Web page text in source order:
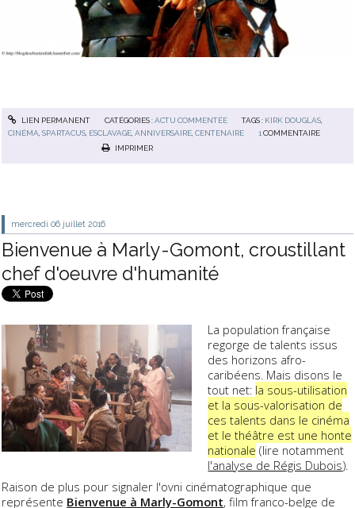
LIEN PERMANENT CATÉGORIES :ACTU COMMENTÉE TAGS : KIRK DOUGLAS
CINÉMA ,SPARTACUS ESCLAVAGE ,ANNIVERSAIRE ,CENTENAIRE 1 COMMENTAIRE
IMPRIMER
mercredi 06 juillet 2016
Bienvenue à Marly-Gomont, croustillant
chef d'oeuvre d'humanité
La population française
regorge de talents issus
des horizons afro-
caribéens. Mais disons le
tout net: la sous-utilisation
et la sous-valorisation de
ces talents dans le cinéma
et le théâtre est une honte
nationale (lire notamment
l'analyse de Régis Dubois).
Raison de plus pour signaler l'ovni cinématographique que
représente Bienvenue à Marly-Gomont, film franco-belge de